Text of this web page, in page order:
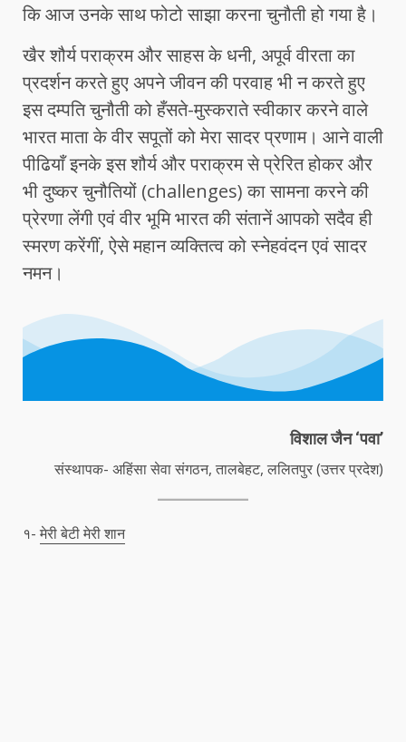
कि आज उनके साथ फोटो साझा करना चुनौती हो गया है।
खैर शौर्य पराक्रम और साहस के धनी, अपूर्व वीरता का
प्रदर्शन करते हुए अपने जीवन की परवाह भी न करते हुए
इस दम्पति चुनौती को हँसते-मुस्कराते स्वीकार करने वाले
भारत माता के वीर सपूतों को मेरा सादर प्रणाम। आने वाली
पीढियाँ इनके इस शौर्य और पराक्रम से प्रेरित होकर और
भी दुष्कर चुनौतियों (challenges) का सामना करने की
प्रेरणा लेंगी एवं वीर भूमि भारत की संतानें आपको सदैव ही
स्मरण करेंगीं, ऐसे महान व्यक्तित्व को स्नेहवंदन एवं सादर
नमन।
विशाल जैन ‘पवा’
संस्थापक- अहिंसा सेवा संगठन, तालबेहट, ललितपुर (उत्तर प्रदेश)
१- मेरी बेटी मेरी शान